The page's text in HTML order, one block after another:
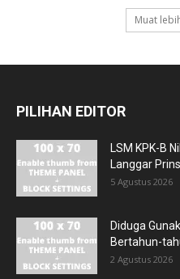
Muat
PILIHAN EDITOR
LSM KPK-B
Langgar
5 Agustus 2026
Diduga
Bertahun-
2 Agustus 2026